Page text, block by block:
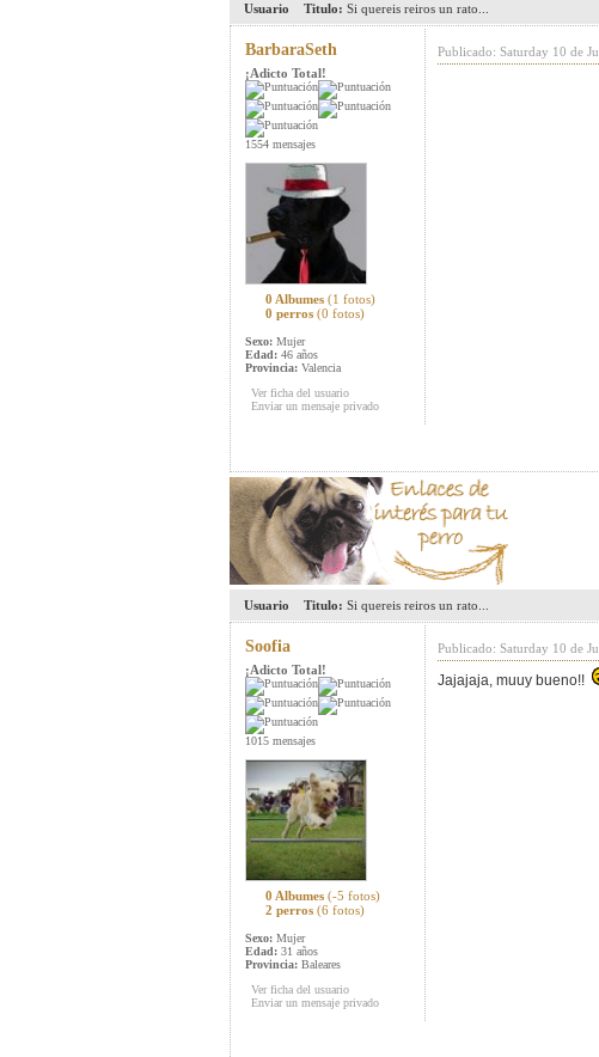
Usuario Titulo: Si quereis reiros un rato...
BarbaraSeth
¡Adicto Total!
1554 mensajes
0 Albumes (1 fotos)
0 perros (0 fotos)
Sexo: Mujer
Edad: 46 años
Provincia: Valencia
Ver ficha del usuario
Enviar un mensaje privado
Publicado: Saturday 10 de
Usuario Titulo: Si quereis reiros un rato...
Soofia
¡Adicto Total!
1015 mensajes
0 Albumes (-5 fotos)
2 perros (6 fotos)
Sexo: Mujer
Edad: 31 años
Provincia: Baleares
Ver ficha del usuario
Enviar un mensaje privado
Publicado: Saturday 10 de
Jajajaja, muuy bueno!!